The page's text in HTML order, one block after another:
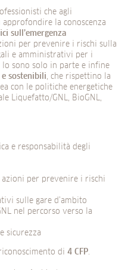
che agli
la conoscenza
sull’emergenza
per prevenire i rischi sulla
e amministrativi per i
lo sono solo in parte e infine
sostenibili, che rispettino la
con le politiche energetiche
Liquefatto/GNL, BioGNL,
e responsabilità degli
azioni per prevenire i rischi
sulle gare d’ambito
nel percorso verso la
sicurezza
di 4 CFP.